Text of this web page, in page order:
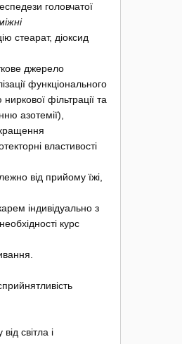
головчатої
стеарат, діоксид
джерело
функціонального
фільтрації та
азотемії),
властивості
від прийому їжі,
індивідуально з
курс
світла і